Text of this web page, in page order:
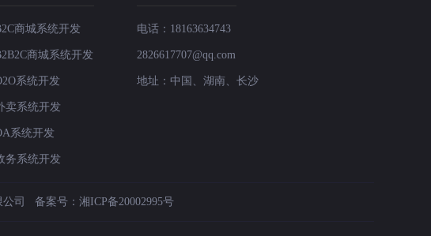
商城系统开发
商城系统开发
系统开发
卖系统开发
系统开发
务系统开发
电话：18163634743
2826617707@qq.com
地址：中国、湖南、长沙
司 备案号： 湘ICP备20002995号